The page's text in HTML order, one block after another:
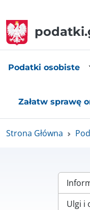
Podatki osobiste
Załatw sprawę
Strona Główna
Ulgi i